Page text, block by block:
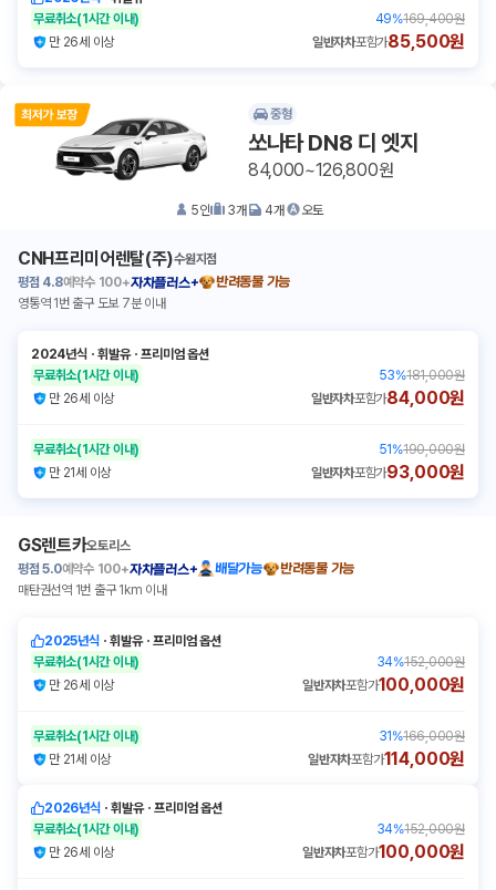
무료취소(1시간 이내) 49%169,400원
만 26세 이상
일반자차포함가85,500원
중형
쏘나타 DN8 디 엣지
84,000~126,800원
5인 3개 4개 오토
CNH프리미어렌탈(주)수원지점
평점 4.8예약수 100+자차플러스+
반려동물 가능
영통역 1번 출구 도보 7분 이내
2024년식 ㆍ휘발유ㆍ프리미엄 옵션
무료취소(1시간 이내) 53%181,000원
만 26세 이상
일반자차포함가84,000원
무료취소(1시간 이내) 51 %190,000원
만 21세 이상
일반자차포함가93,000원
GS렌트카오토리스
평점 5.0예약수 100+자차플러스+ 배달가능
반려동물 가능
매탄권선역 1번 출구 1km 이내
2025년식 ㆍ휘발유ㆍ프리미엄 옵션
무료취소(1시간 이내) 34%152,000원
만 26세 이상
일반자차포함가100,000원
무료취소(1시간 이내) 31 %166,000원
만 21세 이상
일반자차포함가114,000원
2026년식 ㆍ휘발유ㆍ프리미엄 옵션
무료취소(1시간 이내) 34%152,000원
만 26세 이상
일반자차포함가100,000원